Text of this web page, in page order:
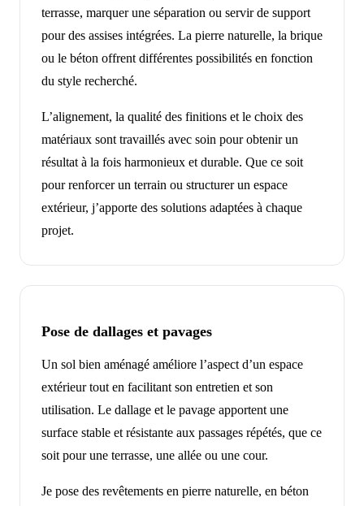
terrasse, marquer une séparation ou servir de support
pour des assises intégrées. La pierre naturelle, la brique
ou le béton offrent différentes possibilités en fonction
du style recherché.
L’alignement, la qualité des finitions et le choix des
matériaux sont travaillés avec soin pour obtenir un
résultat à la fois harmonieux et durable. Que ce soit
pour renforcer un terrain ou structurer un espace
extérieur, j’apporte des solutions adaptées à chaque
projet.
Pose de dallages et pavages
Un sol bien aménagé améliore l’aspect d’un espace
extérieur tout en facilitant son entretien et son
utilisation. Le dallage et le pavage apportent une
surface stable et résistante aux passages répétés, que ce
soit pour une terrasse, une allée ou une cour.
Je pose des revêtements en pierre naturelle, en béton